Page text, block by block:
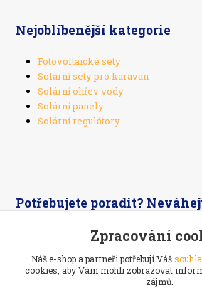
Nejoblíbenější kategorie
Fotovoltaické sety
Solární sety pro karavan
Solární ohřev vody
Solární panely
Solární regulátory
Potřebujete poradit?
+420 603 526 269
Zpracování
Náš e-shop a partneři potřebují Váš
cookies, aby Vám mohli zobrazovat
zájmů.